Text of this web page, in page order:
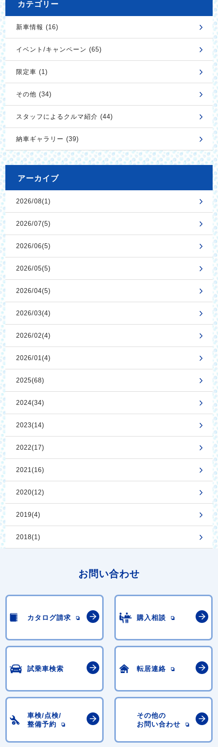
カテゴリー
新車情報 (16)
イベント/キャンペーン (65)
限定車 (1)
その他 (34)
スタッフによるクルマ紹介 (44)
納車ギャラリー (39)
アーカイブ
2026/08(1)
2026/07(5)
2026/06(5)
2026/05(5)
2026/04(5)
2026/03(4)
2026/02(4)
2026/01(4)
2025(68)
2024(34)
2023(14)
2022(17)
2021(16)
2020(12)
2019(4)
2018(1)
お問い合わせ
カタログ請求 購入相談
試乗車検索 転居連絡
車検/点検/
整備予約
その他の
お問い合わせ